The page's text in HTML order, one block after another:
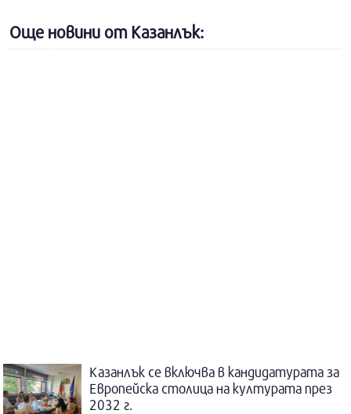
Още новини от Казанлък:
Казанлък се включва в кандидатурата за
Европейска столица на културата през
2032 г.